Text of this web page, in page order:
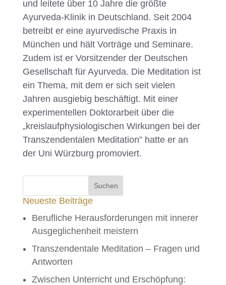
und leitete über 10 Jahre die größte
Ayurveda-Klinik in Deutschland. Seit 2004
betreibt er eine ayurvedische Praxis in
München und hält Vorträge und Seminare.
Zudem ist er Vorsitzender der Deutschen
Gesellschaft für Ayurveda. Die Meditation ist
ein Thema, mit dem er sich seit vielen
Jahren ausgiebig beschäftigt. Mit einer
experimentellen Doktorarbeit über die
„kreislaufphysiologischen Wirkungen bei der
Transzendentalen Meditation” hatte er an
der Uni Würzburg promoviert.
Neueste Beiträge
Berufliche Herausforderungen mit innerer
Ausgeglichenheit meistern
Transzendentale Meditation – Fragen und
Antworten
Zwischen Unterricht und Erschöpfung: